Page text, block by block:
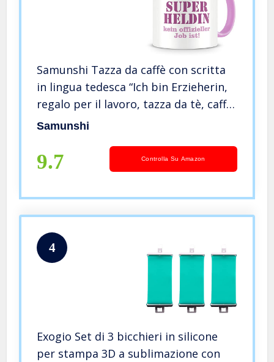
Samunshi Tazza da caffè con scritta
in lingua tedesca “Ich bin Erzieherin,
regalo per il lavoro, tazza da tè, caffè
in 2 misure e 372 colori (Erzieferina
Samunshi
9.7 Controlla Su Amazon
4
Exogio Set di 3 bicchieri in silicone
per stampa 3D a sublimazione con